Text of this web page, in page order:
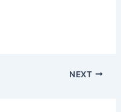
NEXT